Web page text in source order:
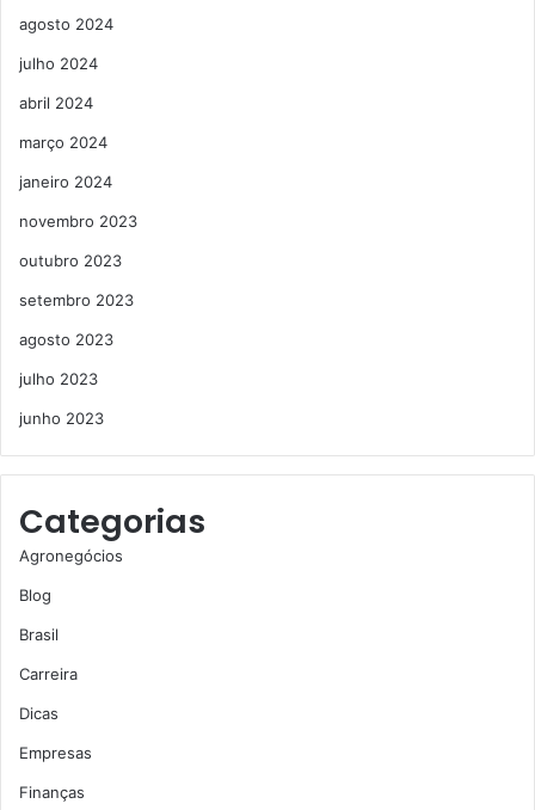
agosto 2024
julho 2024
abril 2024
março 2024
janeiro 2024
novembro 2023
outubro 2023
setembro 2023
agosto 2023
julho 2023
junho 2023
Categorias
Agronegócios
Blog
Brasil
Carreira
Dicas
Empresas
Finanças